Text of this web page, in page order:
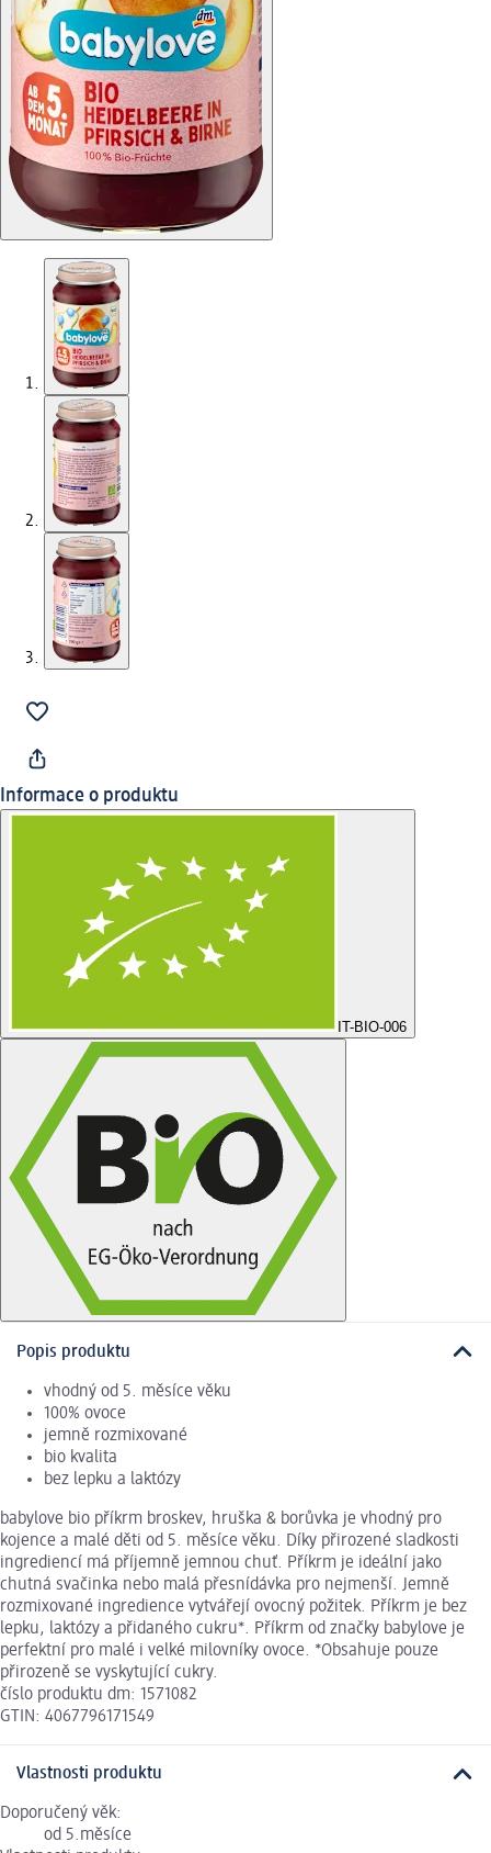
Informace o produktu
IT-BIO-006
Popis produktu
vhodný od 5. měsíce věku
100% ovoce
jemně rozmixované
bio kvalita
bez lepku a laktózy
babylove bio příkrm broskev, hruška & borůvka je vhodný pro
kojence a malé děti od 5. měsíce věku. Díky přirozené sladkosti
ingrediencí má příjemně jemnou chuť. Příkrm je ideální jako
chutná svačinka nebo malá přesnídávka pro nejmenší. Jemně
rozmixované ingredience vytvářejí ovocný požitek. Příkrm je bez
lepku, laktózy a přidaného cukru*. Příkrm od značky babylove je
perfektní pro malé i velké milovníky ovoce. *Obsahuje pouze
přirozeně se vyskytující cukry.
číslo produktu dm: 1571082
GTIN: 4067796171549
Vlastnosti produktu
Doporučený věk:
od 5.měsíce